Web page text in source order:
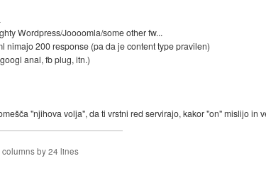
Wordpress/Joooomla/some other fw...
nimajo 200 response (pa da je content type pravilen)
anal, fb plug, itn.)
"njihova volja", da ti vrstni red servirajo, kakor "on" mislijo in
by 24 lines